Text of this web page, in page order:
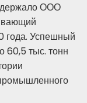
ООО
года. Успешный
60,5 тыс. тонн